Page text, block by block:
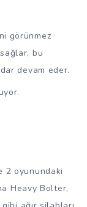
görünmez
bu
devam eder.
2 oyunundaki
Heavy Bolter,